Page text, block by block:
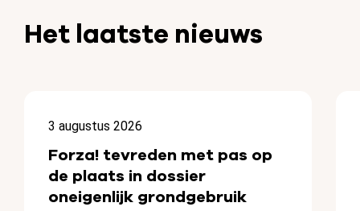
Het laatste nieuws
3 augustus 2026
Forza! tevreden met pas op
de plaats in dossier
oneigenlijk grondgebruik